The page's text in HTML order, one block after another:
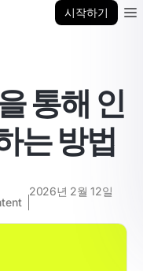
시작하기
통해 인
는 방법
2026년 2월 12일